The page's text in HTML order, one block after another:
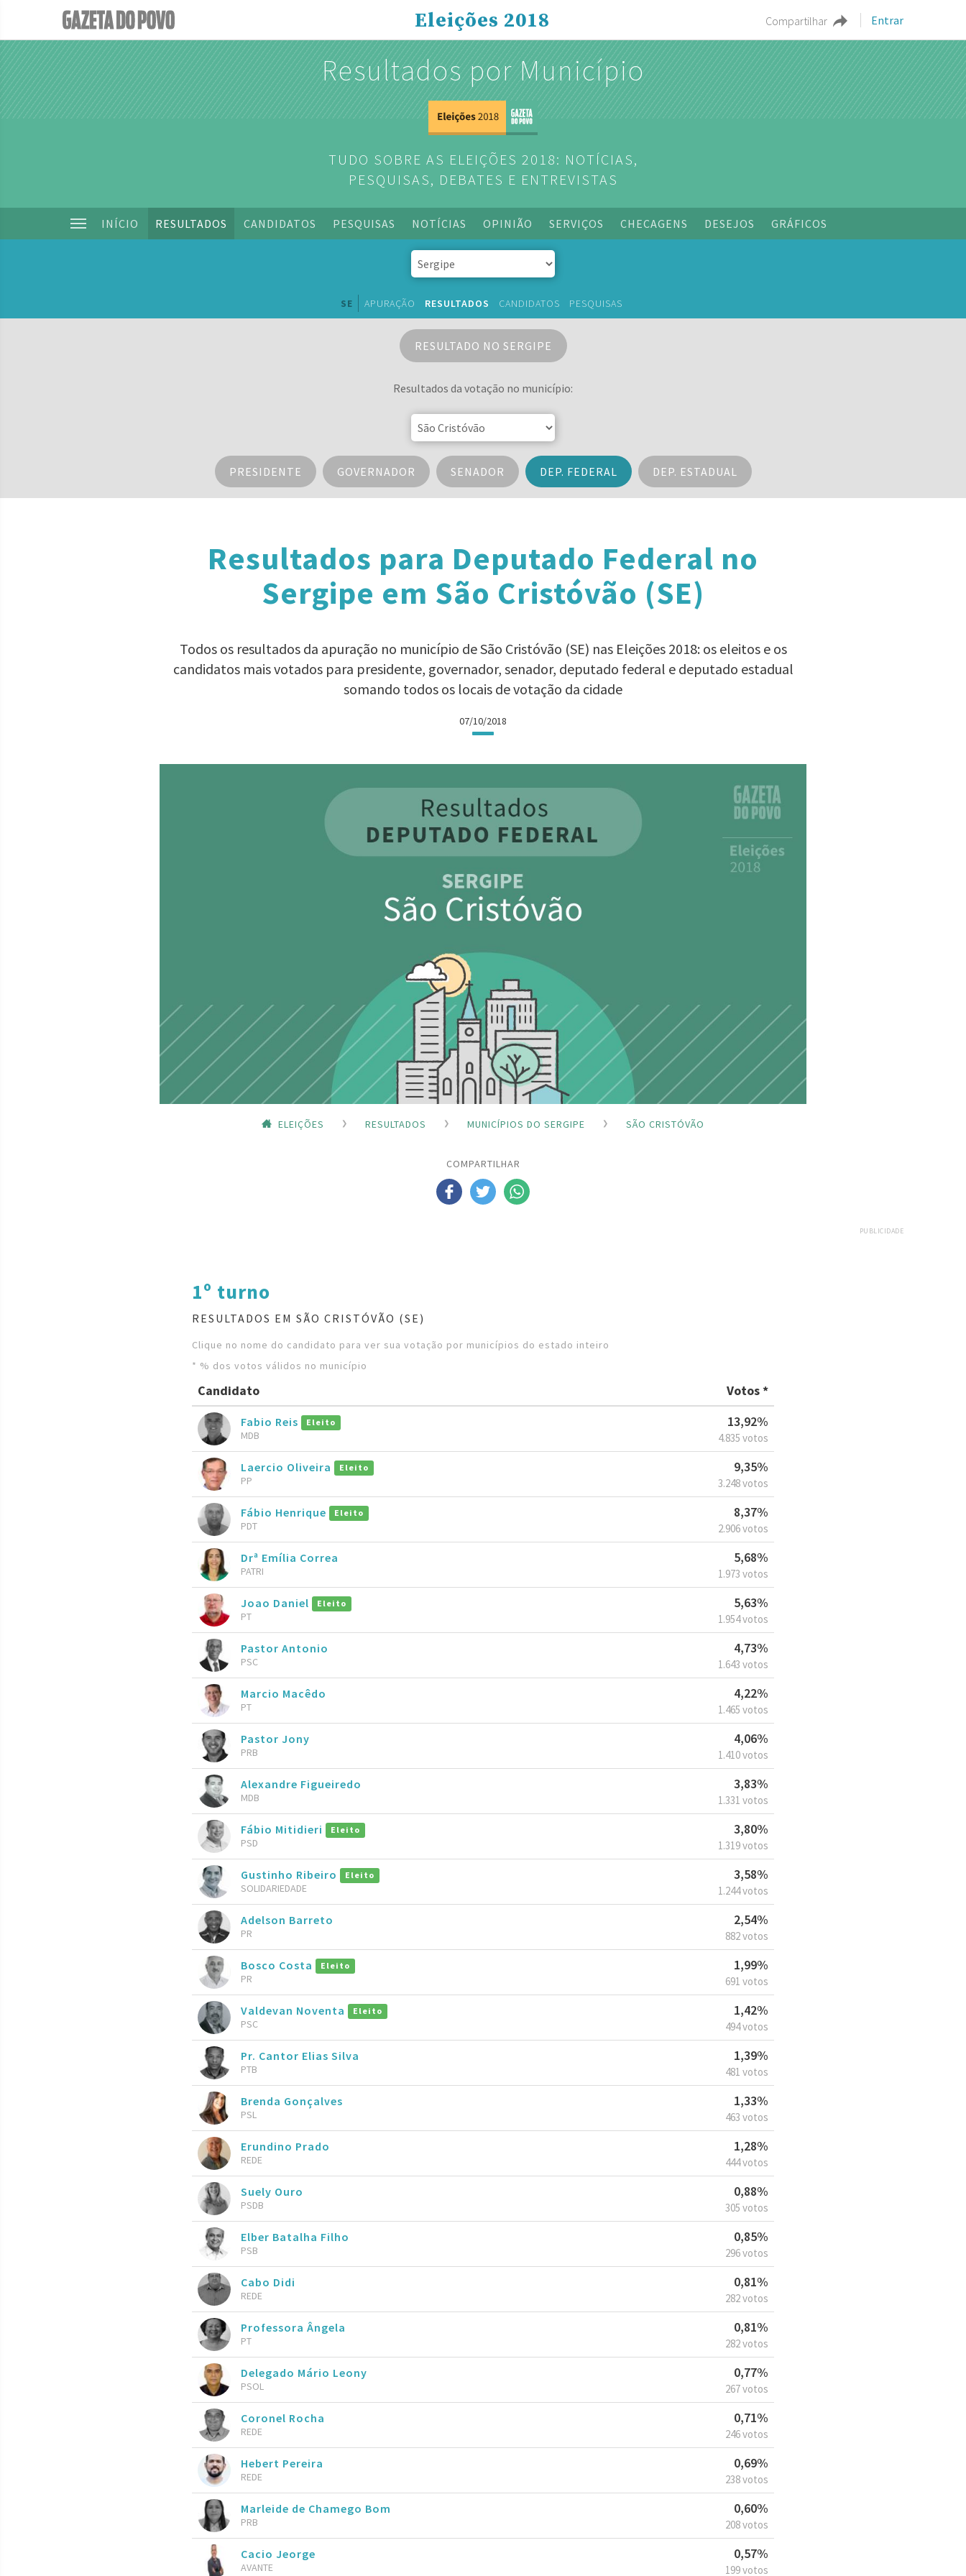
Compartilhar Entrar
Eleições 2018
Resultados por Município
TUDO SOBRE AS ELEIÇÕES 2018: NOTÍCIAS,
PESQUISAS, DEBATES E ENTREVISTAS
INÍCIO RESULTADOS CANDIDATOS PESQUISAS NOTÍCIAS OPINIÃO SERVIÇOS CHECAGENS DESEJOS GRÁFICOS
SE APURAÇÃO RESULTADOS CANDIDATOS PESQUISAS
RESULTADO NO SERGIPE
Resultados da votação no município:
PRESIDENTE GOVERNADOR SENADOR DEP. FEDERAL DEP. ESTADUAL
Resultados para Deputado Federal no
Sergipe em São Cristóvão (SE)
Todos os resultados da apuração no município de São Cristóvão (SE) nas Eleições 2018: os eleitos e os
candidatos mais votados para presidente, governador, senador, deputado federal e deputado estadual
somando todos os locais de votação da cidade
07/10/2018
ELEIÇÕES RESULTADOS MUNICÍPIOS DO SERGIPE SÃO CRISTÓVÃO
COMPARTILHAR
PUBLICIDADE
1º turno
RESULTADOS EM SÃO CRISTÓVÃO (SE)
Clique no nome do candidato para ver sua votação por municípios do estado inteiro
* % dos votos válidos no município
Candidato Votos *
Fabio Reis Eleito
MDB
13,92%
4.835 votos
Laercio Oliveira Eleito
PP
9,35%
3.248 votos
Fábio Henrique Eleito
PDT
8,37%
2.906 votos
Drª Emília Correa
PATRI
5,68%
1.973 votos
Joao Daniel Eleito
PT
5,63%
1.954 votos
Pastor Antonio
PSC
4,73%
1.643 votos
Marcio Macêdo
PT
4,22%
1.465 votos
Pastor Jony
PRB
4,06%
1.410 votos
Alexandre Figueiredo
MDB
3,83%
1.331 votos
Fábio Mitidieri Eleito
PSD
3,80%
1.319 votos
Gustinho Ribeiro Eleito
SOLIDARIEDADE
3,58%
1.244 votos
Adelson Barreto
PR
2,54%
882 votos
Bosco Costa Eleito
PR
1,99%
691 votos
Valdevan Noventa Eleito
PSC
1,42%
494 votos
Pr. Cantor Elias Silva
PTB
1,39%
481 votos
Brenda Gonçalves
PSL
1,33%
463 votos
Erundino Prado
REDE
1,28%
444 votos
Suely Ouro
PSDB
0,88%
305 votos
Elber Batalha Filho
PSB
0,85%
296 votos
Cabo Didi
REDE
0,81%
282 votos
Professora Ângela
PT
0,81%
282 votos
Delegado Mário Leony
PSOL
0,77%
267 votos
Coronel Rocha
REDE
0,71%
246 votos
Hebert Pereira
REDE
0,69%
238 votos
Marleide de Chamego Bom
PRB
0,60%
208 votos
Cacio Jeorge
AVANTE
0,57%
199 votos